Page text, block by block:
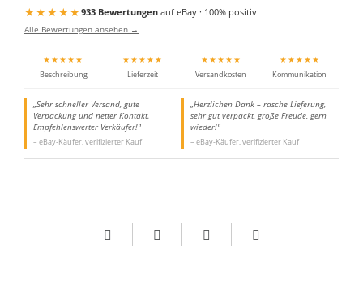
★★★★★933 Bewertungenauf eBay · 100% positiv
Alle Bewertungen ansehen →
★★★★★
Beschreibung
★★★★★
Lieferzeit
★★★★★
Versandkosten
★★★★★
Kommunikation
„Sehr schneller Versand, gute
Verpackung und netter Kontakt.
Empfehlenswerter Verkäufer!"
– eBay-Käufer, verifizierter Kauf
„Herzlichen Dank – rasche Lieferung,
sehr gut verpackt, große Freude, gern
wieder!"
– eBay-Käufer, verifizierter Kauf